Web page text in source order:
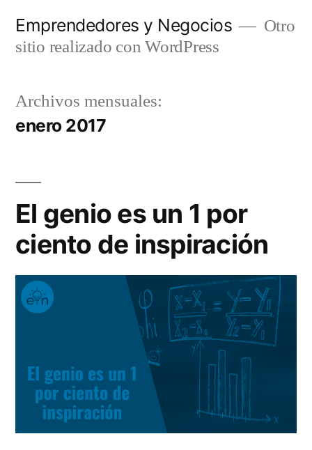
Emprendedores y Negocios
Otro
sitio realizado con WordPress
Archivos mensuales:
enero 2017
El genio es un 1 por
ciento de inspiración